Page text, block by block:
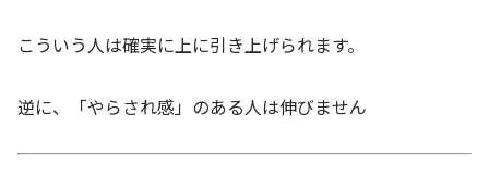
こういう人は確実に上に引き上げられます。
逆に、「やらされ感」のある人は伸びません